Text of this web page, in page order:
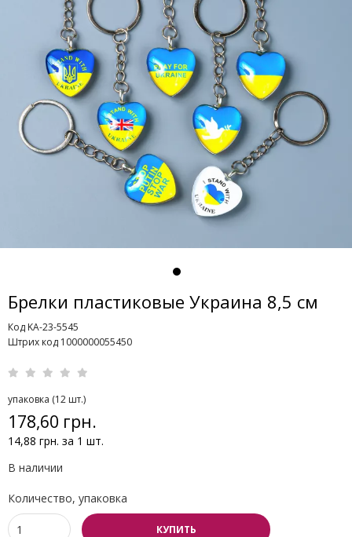
Брелки пластиковые Украина 8,5 см
Код KA-23-5545
Штрих код 1000000055450
упаковка (12 шт.)
178,60 грн.
14,88 грн. за 1 шт.
В наличии
Количество, упаковка
КУПИТЬ